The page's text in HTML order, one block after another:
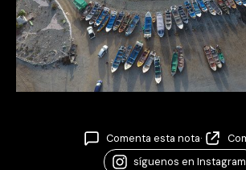
Comenta esta nota·
síguenos en Instagram